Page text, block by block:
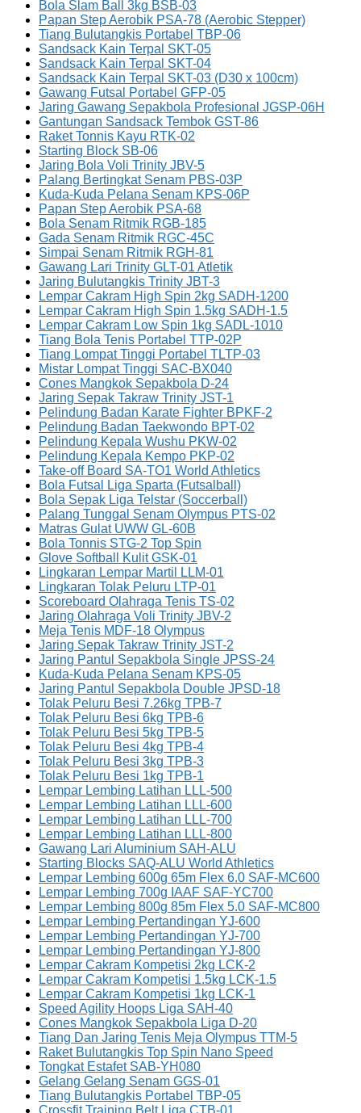
Bola Slam Ball 3kg BSB-03
Papan Step Aerobik PSA-78 (Aerobic Stepper)
Tiang Bulutangkis Portabel TBP-06
Sandsack Kain Terpal SKT-05
Sandsack Kain Terpal SKT-04
Sandsack Kain Terpal SKT-03 (D30 x 100cm)
Gawang Futsal Portabel GFP-05
Jaring Gawang Sepakbola Profesional JGSP-06H
Gantungan Sandsack Tembok GST-86
Raket Tonnis Kayu RTK-02
Starting Block SB-06
Jaring Bola Voli Trinity JBV-5
Palang Bertingkat Senam PBS-03P
Kuda-Kuda Pelana Senam KPS-06P
Papan Step Aerobik PSA-68
Bola Senam Ritmik RGB-185
Gada Senam Ritmik RGC-45C
Simpai Senam Ritmik RGH-81
Gawang Lari Trinity GLT-01 Atletik
Jaring Bulutangkis Trinity JBT-3
Lempar Cakram High Spin 2kg SADH-1200
Lempar Cakram High Spin 1.5kg SADH-1.5
Lempar Cakram Low Spin 1kg SADL-1010
Tiang Bola Tenis Portabel TTP-02P
Tiang Lompat Tinggi Portabel TLTP-03
Mistar Lompat Tinggi SAC-BX040
Cones Mangkok Sepakbola D-24
Jaring Sepak Takraw Trinity JST-1
Pelindung Badan Karate Fighter BPKF-2
Pelindung Badan Taekwondo BPT-02
Pelindung Kepala Wushu PKW-02
Pelindung Kepala Kempo PKP-02
Take-off Board SA-TO1 World Athletics
Bola Futsal Liga Sparta (Futsalball)
Bola Sepak Liga Telstar (Soccerball)
Palang Tunggal Senam Olympus PTS-02
Matras Gulat UWW GL-60B
Bola Tonnis STG-2 Top Spin
Glove Softball Kulit GSK-01
Lingkaran Lempar Martil LLM-01
Lingkaran Tolak Peluru LTP-01
Scoreboard Olahraga Tenis TS-02
Jaring Olahraga Voli Trinity JBV-2
Meja Tenis MDF-18 Olympus
Jaring Sepak Takraw Trinity JST-2
Jaring Pantul Sepakbola Single JPSS-24
Kuda-Kuda Pelana Senam KPS-05
Jaring Pantul Sepakbola Double JPSD-18
Tolak Peluru Besi 7.26kg TPB-7
Tolak Peluru Besi 6kg TPB-6
Tolak Peluru Besi 5kg TPB-5
Tolak Peluru Besi 4kg TPB-4
Tolak Peluru Besi 3kg TPB-3
Tolak Peluru Besi 1kg TPB-1
Lempar Lembing Latihan LLL-500
Lempar Lembing Latihan LLL-600
Lempar Lembing Latihan LLL-700
Lempar Lembing Latihan LLL-800
Gawang Lari Aluminium SAH-ALU
Starting Blocks SAQ-ALU World Athletics
Lempar Lembing 600g 65m Flex 6.0 SAF-MC600
Lempar Lembing 700g IAAF SAF-YC700
Lempar Lembing 800g 85m Flex 5.0 SAF-MC800
Lempar Lembing Pertandingan YJ-600
Lempar Lembing Pertandingan YJ-700
Lempar Lembing Pertandingan YJ-800
Lempar Cakram Kompetisi 2kg LCK-2
Lempar Cakram Kompetisi 1.5kg LCK-1.5
Lempar Cakram Kompetisi 1kg LCK-1
Speed Agility Hoops Liga SAH-40
Cones Mangkok Sepakbola Liga D-20
Tiang Dan Jaring Tenis Meja Olympus TTM-5
Raket Bulutangkis Top Spin Nano Speed
Tongkat Estafet SAB-YH080
Gelang Gelang Senam GGS-01
Tiang Bulutangkis Portabel TBP-05
Crossfit Training Belt Liga CTB-01